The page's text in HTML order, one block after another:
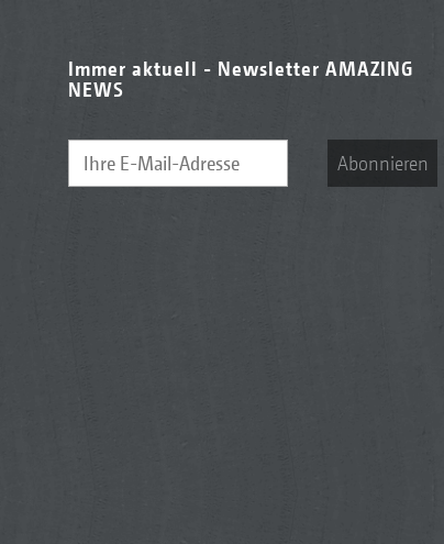
Immer aktuell - Newsletter AMAZING
NEWS
Abonnieren